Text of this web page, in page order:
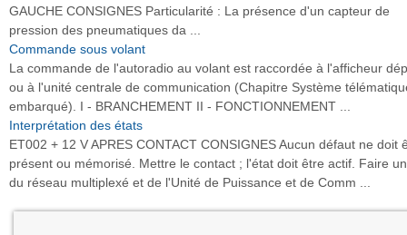
GAUCHE CONSIGNES Particularité : La présence d'un capteur de
pression des pneumatiques da ...
Commande sous volant
La commande de l'autoradio au volant est raccordée à l'afficheur
ou à l'unité centrale de communication (Chapitre Système
embarqué). I - BRANCHEMENT II - FONCTIONNEMENT ...
Interprétation des états
ET002 + 12 V APRES CONTACT CONSIGNES Aucun défaut ne doit
présent ou mémorisé. Mettre le contact ; l'état doit être actif. Faire
du réseau multiplexé et de l'Unité de Puissance et de Comm ...